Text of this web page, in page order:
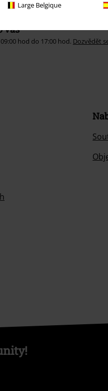
Large Belgique
vás
hod do 17:00 hod. Dozvědět